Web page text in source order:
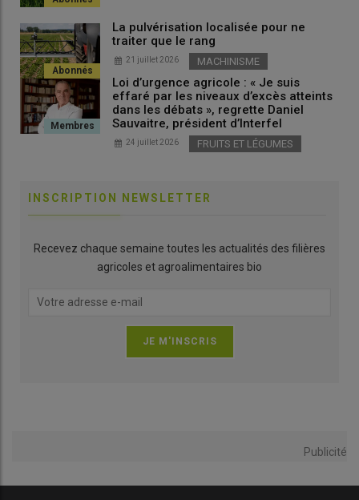
La pulvérisation localisée pour ne
traiter que le rang
21 juillet 2026 MACHINISME
Loi d’urgence agricole : « Je suis
effaré par les niveaux d’excès atteints
dans les débats », regrette Daniel
Sauvaitre, président d’Interfel
24 juillet 2026 FRUITS ET LÉGUMES
INSCRIPTION NEWSLETTER
Recevez chaque semaine toutes les actualités des filières
agricoles et agroalimentaires bio
Publicité